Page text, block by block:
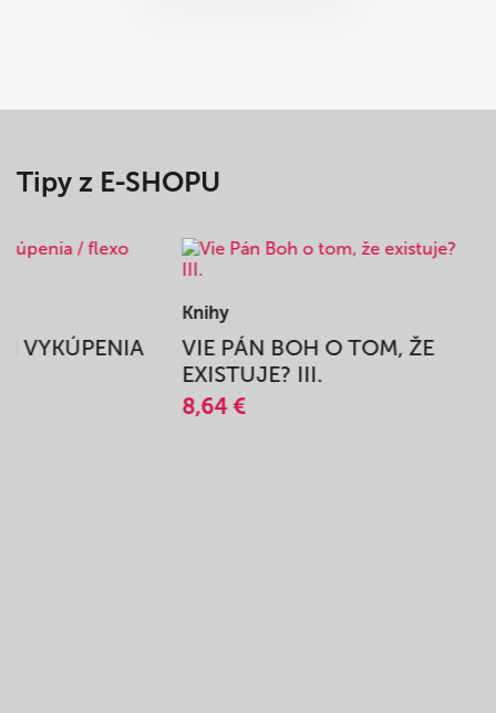
Tipy z E-SHOPU
VYKÚPENIA
Knihy
VIE PÁN BOH O TOM, ŽE
EXISTUJE? III.
8,64 €